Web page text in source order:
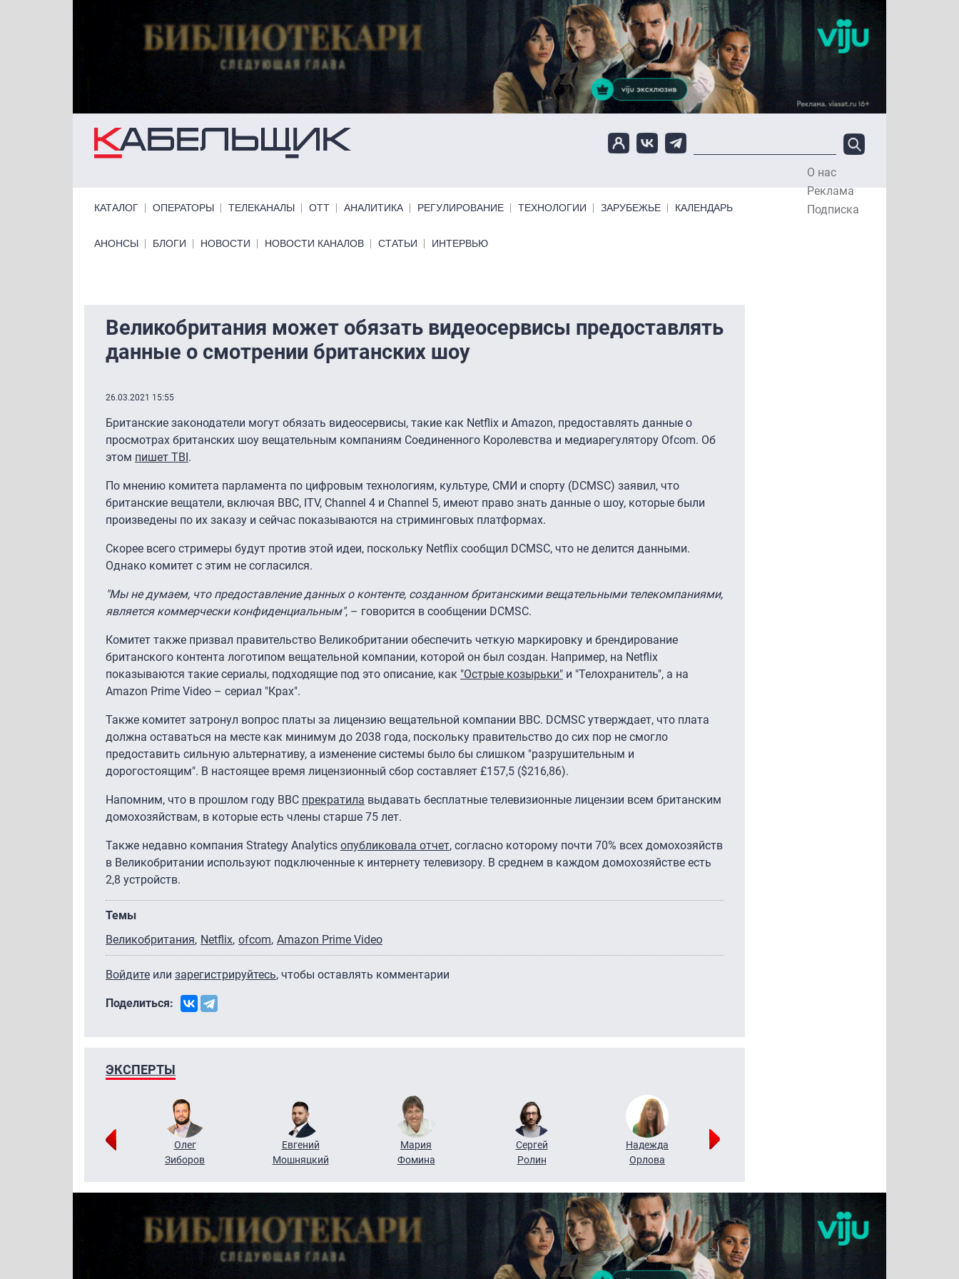
О нас
Реклама
Подписка
КАТАЛОГ ОПЕРАТОРЫ ТЕЛЕКАНАЛЫ ОТТ АНАЛИТИКА РЕГУЛИРОВАНИЕ ТЕХНОЛОГИИ ЗАРУБЕЖЬЕ КАЛЕНДАРЬ
Primary links bottom
АНОНСЫ БЛОГИ НОВОСТИ НОВОСТИ КАНАЛОВ СТАТЬИ ИНТЕРВЬЮ
Великобритания может обязать видеосервисы предоставлять
данные о смотрении британских шоу
26.03.2021 15:55
Британские законодатели могут обязать видеосервисы, такие как Netflix и Amazon, предоставлять данные о
просмотрах британских шоу вещательным компаниям Соединенного Королевства и медиарегулятору Ofcom. Об
этом пишет TBI.
По мнению комитета парламента по цифровым технологиям, культуре, СМИ и спорту (DCMSC) заявил, что
британские вещатели, включая BBC, ITV, Channel 4 и Channel 5, имеют право знать данные о шоу, которые были
произведены по их заказу и сейчас показываются на стриминговых платформах.
Скорее всего стримеры будут против этой идеи, поскольку Netflix сообщил DCMSC, что не делится данными.
Однако комитет с этим не согласился.
"Мы не думаем, что предоставление данных о контенте, созданном британскими вещательными телекомпаниями,
является коммерчески конфиденциальным", – говорится в сообщении DCMSC.
Комитет также призвал правительство Великобритании обеспечить четкую маркировку и брендирование
британского контента логотипом вещательной компании, которой он был создан. Например, на Netflix
показываются такие сериалы, подходящие под это описание, как "Острые козырьки" и "Телохранитель", а на
Amazon Prime Video – сериал "Крах".
Также комитет затронул вопрос платы за лицензию вещательной компании BBC. DCMSC утверждает, что плата
должна оставаться на месте как минимум до 2038 года, поскольку правительство до сих пор не смогло
предоставить сильную альтернативу, а изменение системы было бы слишком "разрушительным и
дорогостоящим". В настоящее время лицензионный сбор составляет £157,5 ($216,86).
Напомним, что в прошлом году BBC прекратила выдавать бесплатные телевизионные лицензии всем британским
домохозяйствам, в которые есть члены старше 75 лет.
Также недавно компания Strategy Analytics опубликовала отчет, согласно которому почти 70% всех домохозяйств
в Великобритании используют подключенные к интернету телевизору. В среднем в каждом домохозяйстве есть
2,8 устройств.
Темы
Великобритания Netflix ofcom Amazon Prime Video
Войдите или зарегистрируйтесь, чтобы оставлять комментарии
Поделиться:
ЭКСПЕРТЫ
Олег
Зиборов
Евгений
Мошняцкий
Мария
Фомина
Сергей
Ролин
Надежда
Орлова